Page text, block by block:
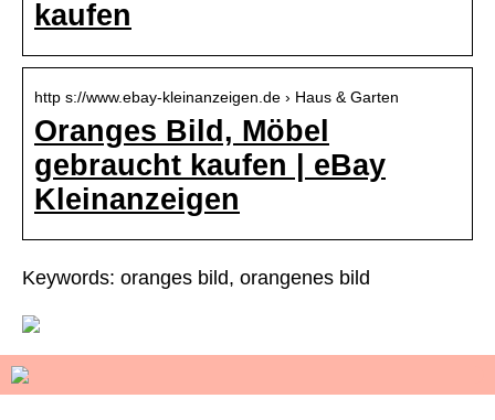
kaufen
http s://www.ebay-kleinanzeigen.de › Haus & Garten
Oranges Bild, Möbel
gebraucht kaufen | eBay
Kleinanzeigen
Keywords: oranges bild, orangenes bild